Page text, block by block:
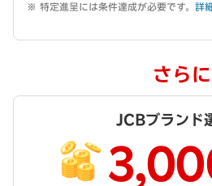
特定進呈には条件達成が必要です。 詳
さらに
JCBブランド